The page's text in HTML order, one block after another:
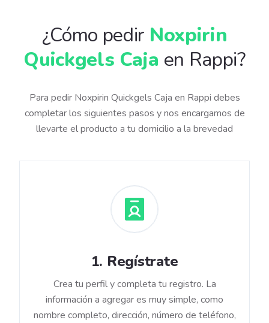
¿Cómo pedir Noxpirin
Quickgels Caja en Rappi?
Para pedir Noxpirin Quickgels Caja en Rappi debes
completar los siguientes pasos y nos encargamos de
llevarte el producto a tu domicilio a la brevedad
1. Regístrate
Crea tu perfil y completa tu registro. La
información a agregar es muy simple, como
nombre completo, dirección, número de teléfono,